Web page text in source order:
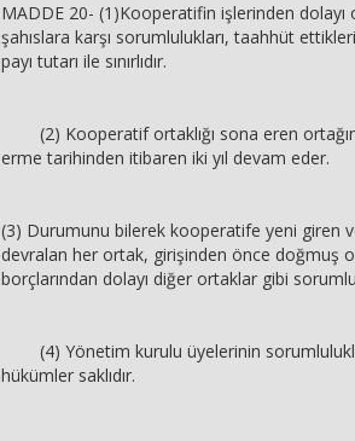
MADDE 20- (1)Kooperatifin işlerinden dolayı
şahıslara karşı sorumlulukları, taahhüt
payı tutarı ile sınırlıdır.
(2) Kooperatif ortaklığı sona eren
erme tarihinden itibaren iki yıl devam eder.
(3) Durumunu bilerek kooperatife yeni giren
devralan her ortak, girişinden önce doğmuş
borçlarından dolayı diğer ortaklar gibi
(4) Yönetim kurulu üyelerinin
hükümler saklıdır.